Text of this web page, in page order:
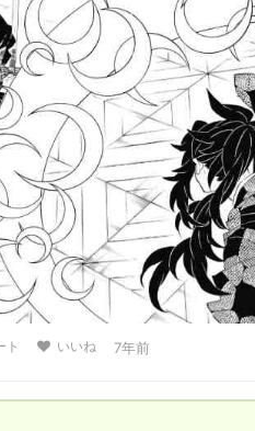
ト いいね 7年前